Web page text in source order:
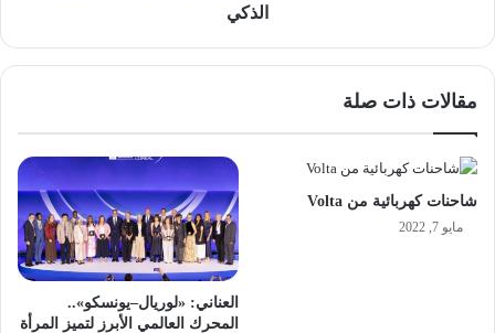
الذكي
مقالات ذات صلة
شاحنات كهربائية من Volta
مايو 7, 2022
العناني: «لوريال–يونسكو»..
المحرك العالمي الأبرز لتميز المرأة